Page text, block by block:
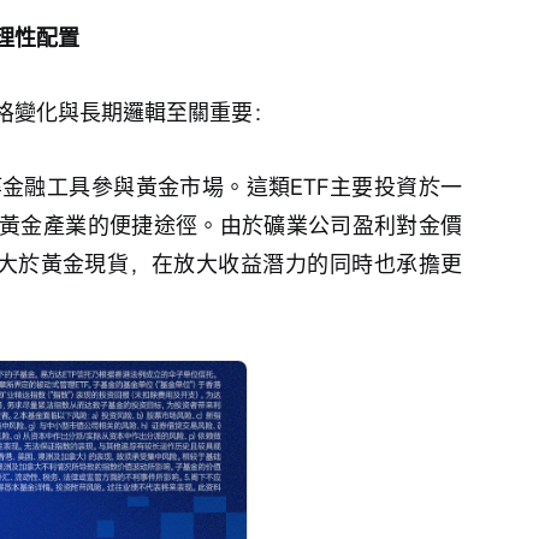
性配置
化與長期邏輯至關重要：
融工具參與黃金市場。這類ETF主要投資於一
金產業的便捷途徑。由於礦業公司盈利對金價
於黃金現貨，在放大收益潛力的同時也承擔更